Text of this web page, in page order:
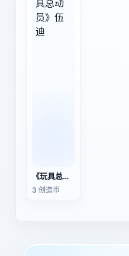
《玩具总动员》伍迪
3 创造币